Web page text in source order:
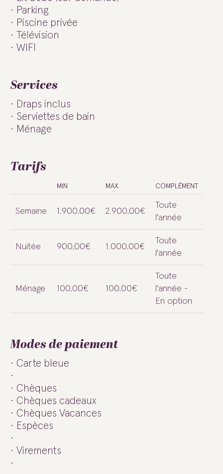
Parking
Piscine privée
Télévision
WIFI
Services
Draps inclus
Serviettes de bain
Ménage
Tarifs
MIN MAX COMPLÉMENT
Semaine 1.900,00€ 2.900,00€
Toute
l'année
Nuitée 900,00€ 1.000,00€
Toute
l'année
Ménage 100,00€ 100,00€
Toute
l'année -
En option
Modes de paiement
Carte bleue
Chèques
Chèques cadeaux
Chèques Vacances
Espèces
Virements